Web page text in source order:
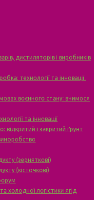
дистиляторів і виробників
технології та інновації.
воєнного стану: вчимося
та інновації
відкритий і закритий ґрунт
(зерняткові)
(кісточкові)
холодної логістики ягід